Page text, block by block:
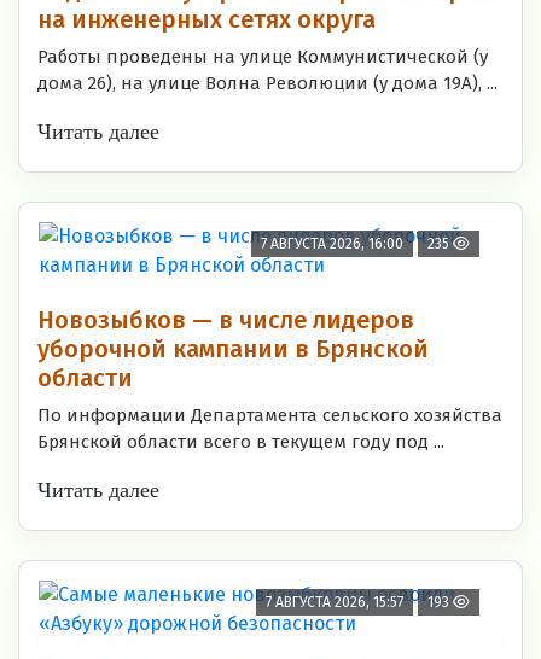
на инженерных сетях округа
Работы проведены на улице Коммунистической (у
дома 26), на улице Волна Революции (у дома 19А), ...
Читать далее
7 АВГУСТА 2026, 16:00 235
Новозыбков — в числе лидеров
уборочной кампании в Брянской
области
По информации Департамента сельского хозяйства
Брянской области всего в текущем году под ...
Читать далее
7 АВГУСТА 2026, 15:57 193